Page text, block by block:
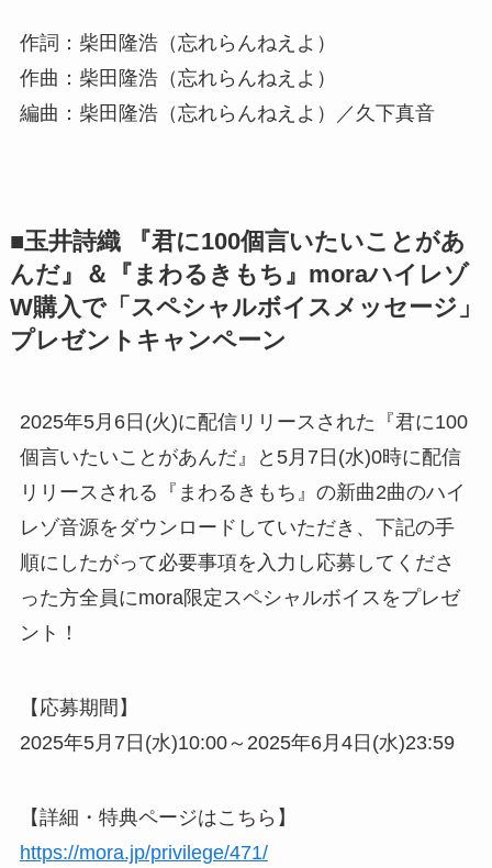
作詞：柴田隆浩（忘れらんねえよ）
作曲：柴田隆浩（忘れらんねえよ）
編曲：柴田隆浩（忘れらんねえよ）／久下真音
■玉井詩織 『君に100個言いたいことがあ
んだ』＆『まわるきもち』moraハイレゾ
W購入で「スペシャルボイスメッセージ」
プレゼントキャンペーン
2025年5月6日(火)に配信リリースされた『君に100
個言いたいことがあんだ』と5月7日(水)0時に配信
リリースされる『まわるきもち』の新曲2曲のハイ
レゾ音源をダウンロードしていただき、下記の手
順にしたがって必要事項を入力し応募してくださ
った方全員にmora限定スペシャルボイスをプレゼ
ント！
【応募期間】
2025年5月7日(水)10:00～2025年6月4日(水)23:59
【詳細・特典ページはこちら】
https://mora.jp/privilege/471/